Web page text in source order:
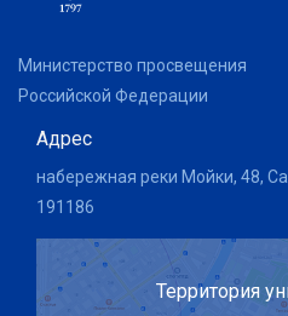
Министерство просвещения
Российской Федерации
Адрес
набережная реки Мойки, 48,
191186
Территория